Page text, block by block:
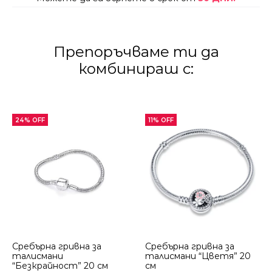
Препоръчваме ти да
комбинираш с:
24% OFF
Сребърна гривна за
талисмани
“Безкрайност” 20 см
11% OFF
Сребърна гривна за
талисмани “Цветя” 20
см